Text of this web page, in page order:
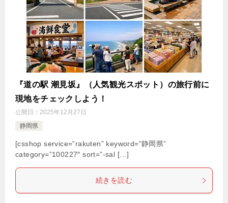
『道の駅 潮見坂』（人気観光スポット）の旅行前に
現地をチェックしよう！
公開日： 2025年12月27日
静岡県
[csshop service=”rakuten” keyword=”静岡県”
category=”100227″ sort=”-sal […]
続きを読む